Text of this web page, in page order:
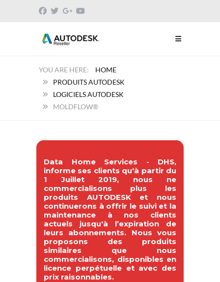
HOME
PRODUITS AUTODESK
LOGICIELS AUTODESK
MOLDFLOW®
Data Home Services - DHS,
informe ses clients qu'à partir du
1 Juillet 2019, nous ne
commercialisons plus les
produits AUTODESK et nous
continuerons à offrir le suivi et la
maintenance à nos clients
actuels jusqu'à l’expiration de
leurs abonnements. Nous vous
proposons des produits
similaires que nous
commercialisons, disponibles en
licence perpétuelle et avec des
prix raisonnables.